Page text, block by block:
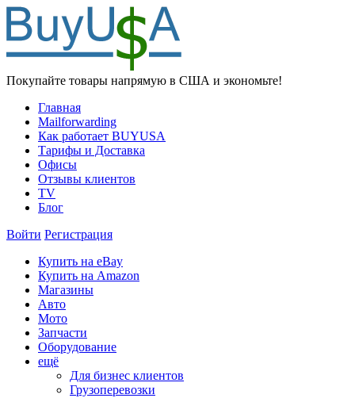
Покупайте товары напрямую в США и экономьте!
Главная
Mailforwarding
Как работает BUYUSA
Тарифы и Доставка
Офисы
Отзывы клиентов
TV
Блог
Войти Регистрация
Купить на eBay
Купить на Amazon
Магазины
Авто
Мото
Запчасти
Оборудование
ещё
Для бизнес клиентов
Грузоперевозки